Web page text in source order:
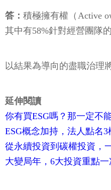
答：積極擁有權（Active
其中有58%針對經營團隊
以結果為導向的盡職治理
延伸閱讀
你有買ESG嗎？那一定不
ESG概念加持，法人點名
從永續投資到碳權投資，
大變局年，6大投資重點